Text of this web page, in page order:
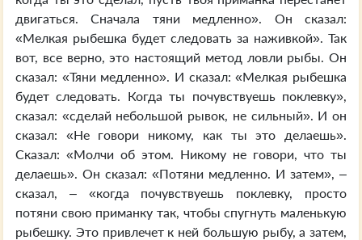
двигаться. Сначала тяни медленно». Он сказал:
«Мелкая рыбешка будет следовать за наживкой». Так
вот, все верно, это настоящий метод ловли рыбы. Он
сказал: «Тяни медленно». И сказал: «Мелкая рыбешка
будет следовать. Когда ты почувствуешь поклевку»,
сказал: «сделай небольшой рывок, не сильный». И он
сказал: «Не говори никому, как ты это делаешь».
Сказал: «Молчи об этом. Никому не говори, что ты
делаешь». Он сказал: «Потяни медленно. И затем», –
сказал, – «когда почувствуешь поклевку, просто
потяни свою приманку так, чтобы спугнуть маленькую
рыбешку. Это привлечет к ней большую рыбу, а затем,